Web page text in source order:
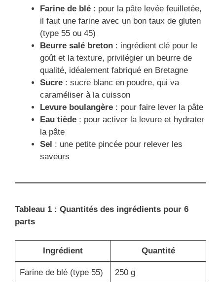
Farine de blé : pour la pâte levée feuilletée,
il faut une farine avec un bon taux de gluten
(type 55 ou 45)
Beurre salé breton : ingrédient clé pour le
goût et la texture, privilégier un beurre de
qualité, idéalement fabriqué en Bretagne
Sucre : sucre blanc en poudre, qui va
caraméliser à la cuisson
Levure boulangère : pour faire lever la pâte
Eau tiède : pour activer la levure et hydrater
la pâte
Sel : une petite pincée pour relever les
saveurs
Tableau 1 : Quantités des ingrédients pour 6
parts
Ingrédient Quantité
Farine de blé (type 55) 250 g